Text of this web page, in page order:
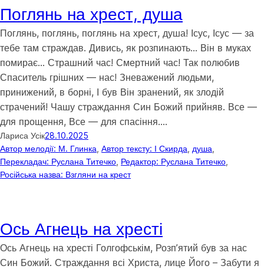
Поглянь на хрест, душа
Поглянь, поглянь, поглянь на хрест, душа! Ісус, Ісус — за
тебе там страждав. Дивись, як розпинають… Він в муках
помирає… Страшний час! Смертний час! Так полюбив
Спаситель грішних — нас! Зневажений людьми,
принижений, в борні, І був Він зранений, як злодій
страчений! Чашу страждання Син Божий прийняв. Все —
для прощення, Все — для спасіння.…
Лариса Усік28.10.2025
Автор мелодії: М. Глинка Автор тексту: І Скирда душа
Перекладач: Руслана Титечко Редактор: Руслана Титечко
Російська назва: Взгляни на крест
Ось Агнець на хресті
Ось Агнець на хресті Голгофськім, Розпʼятий був за нас
Син Божий. Страждання всі Христа, лице Його – Забути я